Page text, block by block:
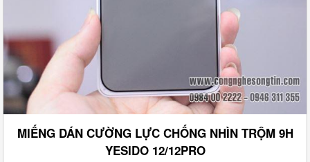
MIẾNG DÁN CƯỜNG LỰC CHỐNG NHÌN TRỘM 9H
YESIDO 12/12PRO